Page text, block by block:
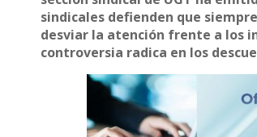
sindicales defienden que
desviar la atención frente a los
controversia radica en los